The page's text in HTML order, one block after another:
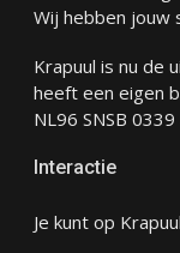
Wij hebben jouw
Krapuul is nu de
heeft een eigen
NL96 SNSB
Interactie
Je kunt op